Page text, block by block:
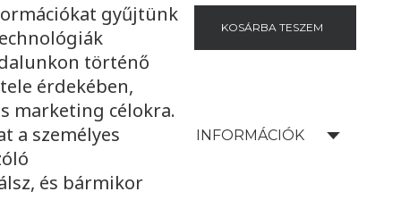
- + KOSÁRBA TESZEM
SZÁLLÍTÁSI INFORMÁCIÓK
gyűjtünk
történő
érdekében,
marketing célokra.
a személyes
és bármikor